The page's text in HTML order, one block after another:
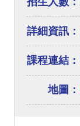
詳細資訊：
課程連結：
地圖：